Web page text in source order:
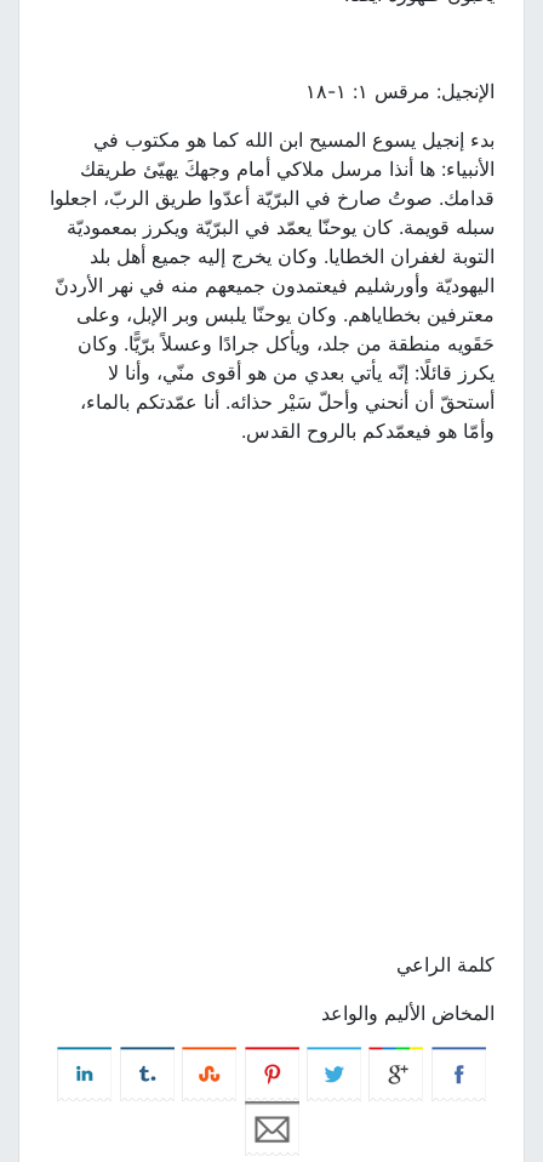
الإنجيل: مرقس ١: ١-١٨
بدء إنجيل يسوع المسيح ابن الله كما هو مكتوب في
الأنبياء: ها أنذا مرسل ملاكي أمام وجهكَ يهيّئ طريقك
قدامك. صوتُ صارخ في البرّيّة أعدّوا طريق الربّ، اجعلوا
سبله قويمة. كان يوحنّا يعمّد في البرّيّة ويكرز بمعموديّة
التوبة لغفران الخطايا. وكان يخرج إليه جميع أهل بلد
اليهوديّة وأورشليم فيعتمدون جميعهم منه في نهر الأردنّ
معترفين بخطاياهم. وكان يوحنّا يلبس وبر الإبل، وعلى
حَقَويه منطقة من جلد، ويأكل جرادًا وعسلاً برّيًّا. وكان
يكرز قائلًا: إنّه يأتي بعدي من هو أقوى منّي، وأنا لا
أستحقّ أن أنحني وأحلّ سَيْر حذائه. أنا عمّدتكم بالماء،
وأمّا هو فيعمّدكم بالروح القدس.
كلمة الراعي
المخاض الأليم والواعد